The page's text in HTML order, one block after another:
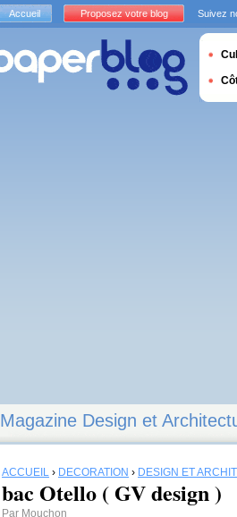
Magazine Design et
ACCUEIL › DÉCORATION › DESIGN ET
bac Otello ( GV design )
Par Mouchon
Accueil Proposez votre blog Suivez